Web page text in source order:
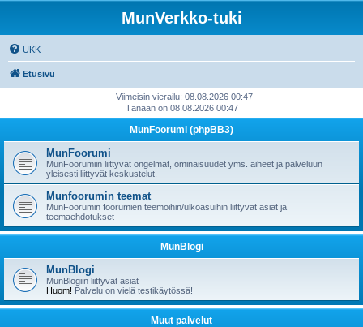
MunVerkko-tuki
UKK
Etusivu
Viimeisin vierailu: 08.08.2026 00:47
Tänään on 08.08.2026 00:47
MunFoorumi (phpBB3)
MunFoorumi
MunFoorumiin liittyvät ongelmat, ominaisuudet yms. aiheet ja palveluun
yleisesti liittyvät keskustelut.
Munfoorumin teemat
MunFoorumin foorumien teemoihin/ulkoasuihin liittyvät asiat ja
teemaehdotukset
MunBlogi
MunBlogi
MunBlogiin liittyvät asiat
Huom! Palvelu on vielä testikäytössä!
Muut palvelut